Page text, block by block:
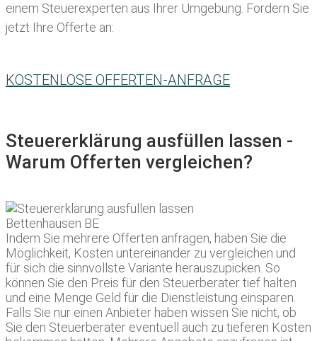
einem Steuerexperten aus Ihrer Umgebung. Fordern Sie
jetzt Ihre Offerte an:
KOSTENLOSE OFFERTEN-ANFRAGE
Steuererklärung ausfüllen lassen -
Warum Offerten vergleichen?
Indem Sie mehrere Offerten anfragen, haben Sie die
Möglichkeit, Kosten untereinander zu vergleichen und
für sich die sinnvollste Variante herauszupicken. So
können Sie den Preis für den Steuerberater tief halten
und eine Menge Geld für die Dienstleistung einsparen.
Falls Sie nur einen Anbieter haben wissen Sie nicht, ob
Sie den Steuerberater eventuell auch zu tieferen Kosten